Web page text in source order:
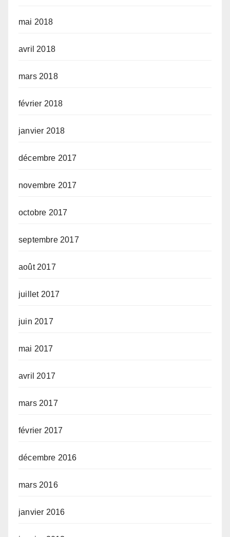
mai 2018
avril 2018
mars 2018
février 2018
janvier 2018
décembre 2017
novembre 2017
octobre 2017
septembre 2017
août 2017
juillet 2017
juin 2017
mai 2017
avril 2017
mars 2017
février 2017
décembre 2016
mars 2016
janvier 2016